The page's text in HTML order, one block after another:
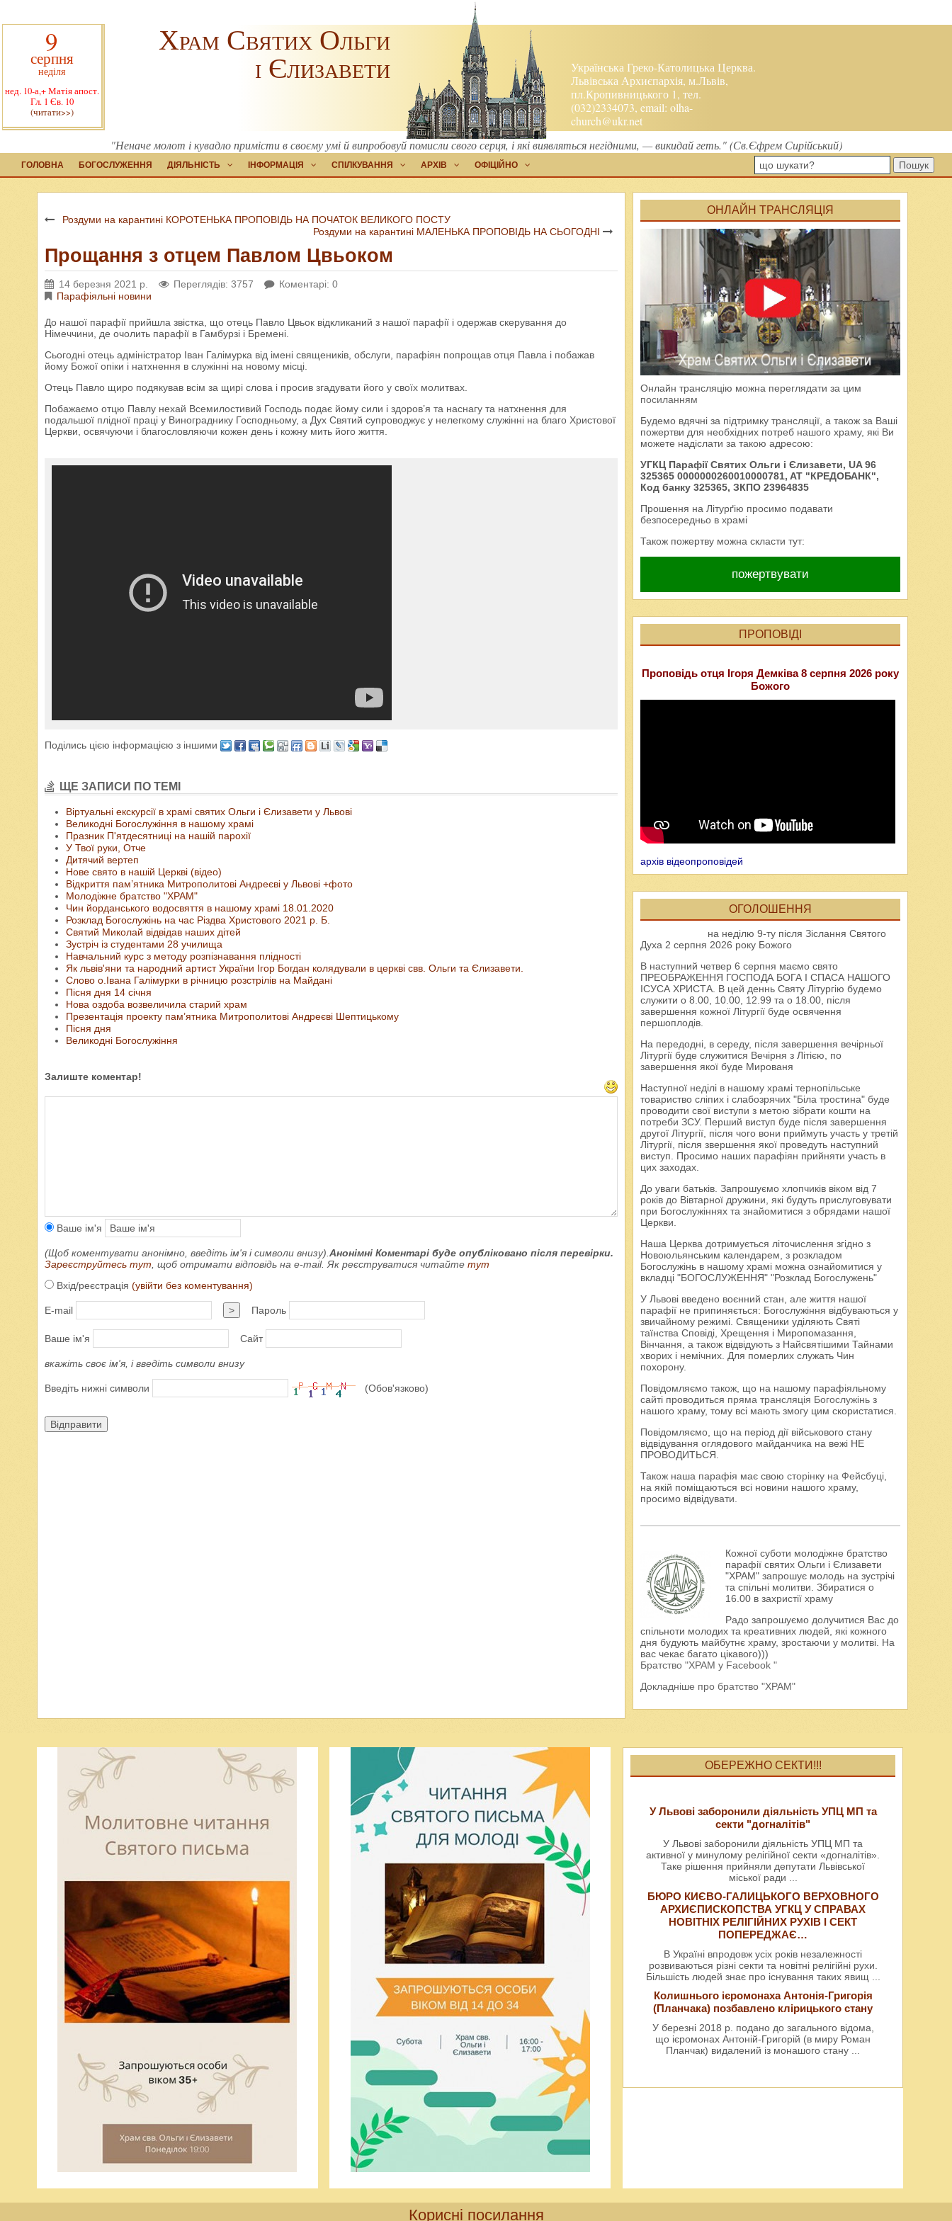
9
серпня
неділя
нед. 10-а,+ Матія апост.
Гл. 1 Єв. 10
(читати>>)
Українська Греко-Католицька Церква.
Львівська Архиєпархія, м.Львів,
пл.Кропивницького 1, тел.
(032)2334073, email:olha-
church@ukr.net
Храм Святих Ольги
і Єлизавети
"Неначе молот і кувадло примісти в своєму умі й випробовуй помисли свого серця, і які виявляться негідними, — викидай геть." (Св.Єфрем Сирійський)
ГОЛОВНА БОГОСЛУЖЕННЯ ДІЯЛЬНІСТЬ ІНФОРМАЦІЯ СПІЛКУВАННЯ АРХІВ ОФІЦІЙНО Пошук
Роздуми на карантині КОРОТЕНЬКА ПРОПОВІДЬ НА ПОЧАТОК ВЕЛИКОГО ПОСТУ
Роздуми на карантині МАЛЕНЬКА ПРОПОВІДЬ НА СЬОГОДНІ
Прощання з отцем Павлом Цвьоком
14 березня 2021 р. Переглядів: 3757
Коментарі: 0
Парафіяльні новини
До нашої парафії прийшла звістка, що отець Павло Цвьок відкликаний з нашої парафії і одержав скерування до
Німеччини, де очолить парафії в Гамбурзі і Бремені.
Сьогодні отець адміністратор Іван Галімурка від імені священиків, обслуги, парафіян попрощав отця Павла і побажав
йому Божої опіки і натхнення в служінні на новому місці.
Отець Павло щиро подякував всім за щирі слова і просив згадувати його у своїх молитвах.
Побажаємо отцю Павлу нехай Всемилостивий Господь подає йому сили і здоров’я та наснагу та натхнення для
подальшої плідної праці у Винограднику Господньому, а Дух Святий супроводжує у нелегкому служінні на благо Христової
Церкви, освячуючи і благословляючи кожен день і кожну мить його життя.
Поділись цією інформацією з іншими
ЩЕ ЗАПИСИ ПО ТЕМІ
Віртуальні екскурсії в храмі святих Ольги і Єлизавети у Львові
Великодні Богослужіння в нашому храмі
Празник П'ятдесятниці на нашій парохії
У Твої руки, Отче
Дитячий вертеп
Нове свято в нашій Церкві (відео)
Відкриття пам’ятника Митрополитові Андреєві у Львові +фото
Молодіжне братство "ХРАМ"
Чин йорданського водосвяття в нашому храмі 18.01.2020
Розклад Богослужінь на час Різдва Христового 2021 р. Б.
Святий Миколай відвідав наших дітей
Зустріч із студентами 28 училища
Навчальний курс з методу розпізнавання плідності
Як львів'яни та народний артист України Ігор Богдан колядували в церкві свв. Ольги та Єлизавети.
Слово о.Івана Галімурки в річницю розстрілів на Майдані
Пісня дня 14 січня
Нова оздоба возвеличила старий храм
Презентація проекту пам’ятника Митрополитові Андреєві Шептицькому
Пісня дня
Великодні Богослужіння
Залиште коментар!
Ваше ім'я
(Щоб коментувати анонімно, введіть ім'я і символи внизу).Анонімні Коментарі буде опубліковано після перевірки.
Зареєструйтесь тут, щоб отримати відповідь на e-mail. Як реєструватися читайте тут
Вхід/реєстрація (увійти без коментування)
E-mail > Пароль
Ваше ім'я Сайт
вкажіть своє ім'я, і введіть символи внизу
Введіть нижні символи (Обов'язково)
Відправити
ОНЛАЙН ТРАНСЛЯЦІЯ
Онлайн трансляцію можна переглядати за цим
посиланням
Будемо вдячні за підтримку трансляції, а також за Ваші
пожертви для необхідних потреб нашого храму, які Ви
можете надіслати за такою адресою:
УГКЦ Парафії Святих Ольги і Єлизавети, UA 96
325365 0000000260010000781, AT "КРЕДОБАНК",
Код банку 325365, ЗКПО 23964835
Прошення на Літурґію просимо подавати
безпосередньо в храмі
Також пожертву можна скласти тут:
пожертвувати
ПРОПОВІДІ
Проповідь отця Ігоря Демківа 8 серпня 2026 року
Божого
архів відеопроповідей
ОГОЛОШЕННЯ
на неділю 9-ту після Зіслання Святого
Духа 2 серпня 2026 року Божого
В наступний четвер 6 серпня маємо свято
ПРЕОБРАЖЕННЯ ГОСПОДА БОГА І СПАСА НАШОГО
ІСУСА ХРИСТА. В цей деннь Святу Літургію будемо
служити о 8.00, 10.00, 12.99 та о 18.00, після
завершення кожної Літургії буде освячення
першоплодів.
На передодні, в середу, після завершення вечірньої
Літургії буде служитися Вечірня з Літією, по
завершення якої буде Мированя
Наступної неділі в нашому храмі тернопільське
товариство сліпих і слабозрячих "Біла тростина" буде
проводити свої виступи з метою зібрати кошти на
потреби ЗСУ. Перший виступ буде після завершення
другої Літургії, після чого вони приймуть участь у третій
Літургії, після звершення якої проведуть наступний
виступ. Просимо наших парафіян прийняти участь в
цих заходах.
До уваги батьків. Запрошуємо хлопчиків віком від 7
років до Вівтарної дружини, які будуть прислуговувати
при Богослужіннях та знайомитися з обрядами нашої
Церкви.
Наша Церква дотримується літочислення згідно з
Новоюльянським календарем, з розкладом
Богослужінь в нашому храмі можна ознайомитися у
вкладці "БОГОСЛУЖЕННЯ" "Розклад Богослужень"
У Львові введено воєнний стан, але життя нашої
парафії не припиняється: Богослужіння відбуваються у
звичайному режимі. Священики уділяють Святі
таїнства Сповіді, Хрещення і Миропомазання,
Вінчання, а також відвідують з Найсвятішими Тайнами
хворих і немічних. Для померлих служать Чин
похорону.
Повідомляємо також, що на нашому парафіяльному
сайті проводиться пряма трансляція Богослужіньз
нашого храму, тому всі мають змогу цим скористатися.
Повідомляємо, що на період дії військового стану
відвідування оглядового майданчика на вежі НЕ
ПРОВОДИТЬСЯ.
Також наша парафія має свою сторінку на Фейсбуці,
на якій поміщаються всі новини нашого храму,
просимо відвідувати.
Кожної суботи молодіжне братство
парафії святих Ольги і Єлизавети
"ХРАМ" запрошує молодь на зустрічі
та спільні молитви. Збиратися о
16.00 в захристії храму
Радо запрошуємо долучитися Вас до
спільноти молодих та креативних людей, які кожного
дня будують майбутнє храму, зростаючи у молитві. На
вас чекає багато цікавого)))
Братство "ХРАМ у Facebook "
Докладніше про братство "ХРАМ"
ОБЕРЕЖНО СЕКТИ!!!
У Львові заборонили діяльність УПЦ МП та
секти "догналітів"
У Львові заборонили діяльність УПЦ МП та
активної у минулому релігійної секти «догналітів».
Таке рішення прийняли депутати Львівської
міської ради
БЮРО КИЄВО-ГАЛИЦЬКОГО ВЕРХОВНОГО
АРХИЄПИСКОПСТВА УГКЦ У СПРАВАХ
НОВІТНІХ РЕЛІГІЙНИХ РУХІВ І СЕКТ
ПОПЕРЕДЖАЄ…
В Україні впродовж усіх років незалежності
розвиваються різні секти та новітні релігійні рухи.
Більшість людей знає про існування таких явищ
Колишнього ієромонаха Антонія-Григорія
(Планчака) позбавлено клірицького стану
У березні 2018 р. подано до загального відома,
що ієромонах Антоній-Григорій (в миру Роман
Планчак) видалений із монашого стану
Корисні посилання